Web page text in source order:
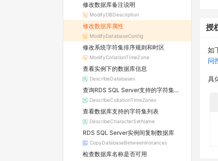
修改数据库备注说明
ModifyDBDescription
修改数据库属性
ModifyDatabaseConfig
修改系统字符集排序规则和时区
ModifyCollationTimeZone
查看实例下的数据库信息
DescribeDatabases
查询RDS SQL Server支持的字符集排序规则和时区
DescribeCollationTimeZones
查看数据库支持的字符集列表
DescribeCharacterSetName
RDS SQL Server实例间复制数据库
CopyDatabaseBetweenInstances
检查数据库名称是否可用
授
如
问
具